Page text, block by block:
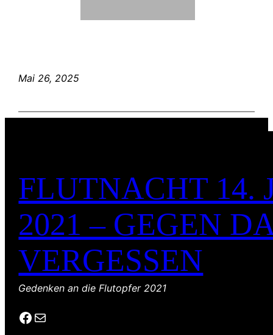
Mai 26, 2025
FLUTNACHT 14.
2021 – GEGEN
VERGESSEN
Gedenken an die Flutopfer 2021
Facebook
E-Mail